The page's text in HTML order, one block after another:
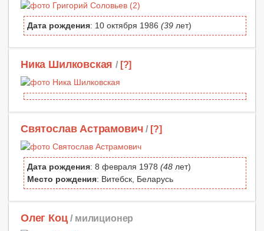
Дата рождения: 10 октября 1986 (39 лет)
Ника Шилковская / [?]
Святослав Астрамович / [?]
Дата рождения: 8 февраля 1978 (48 лет)
Место рождения: Витебск, Беларусь
Олег Коц / милиционер